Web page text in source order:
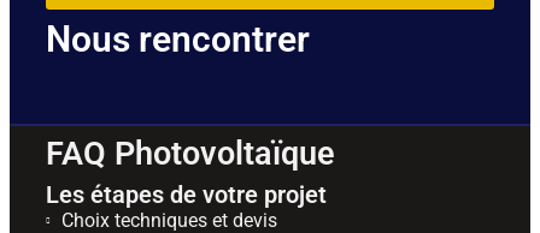
Nous rencontrer
FAQ Photovoltaïque
Les étapes de votre projet
Choix techniques et devis